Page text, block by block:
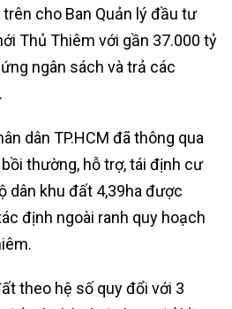
cho Ban Quản lý đầu tư
Thủ Thiêm với gần 37.000 tỷ
ngân sách và trả các
dân TP.HCM đã thông qua
thường, hỗ trợ, tái định cư
dân khu đất 4,39ha được
định ngoài ranh quy hoạch
theo hệ số quy đổi với 3